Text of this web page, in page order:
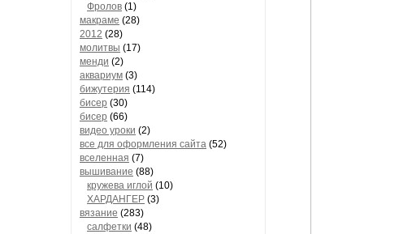
Фролов (1)
макраме (28)
2012 (28)
молитвы (17)
менди (2)
аквариум (3)
бижутерия (114)
бисер (30)
бисер (66)
видео уроки (2)
все для оформления сайта (52)
вселенная (7)
вышивание (88)
кружева иглой (10)
ХАРДАНГЕР (3)
вязание (283)
салфетки (48)